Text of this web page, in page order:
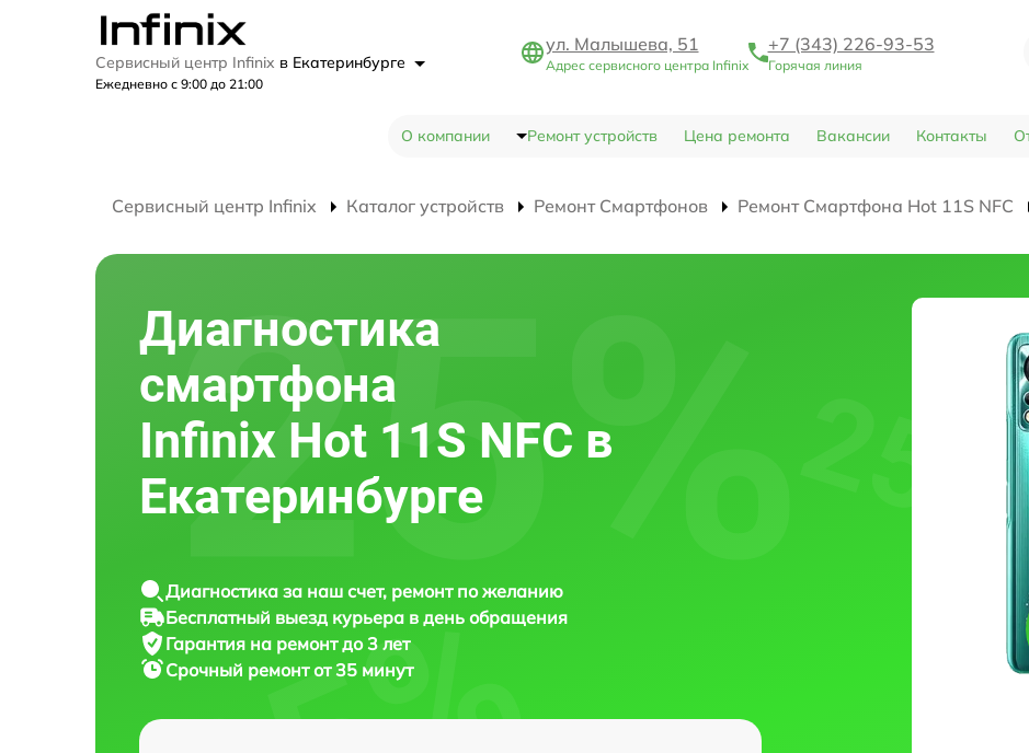
Сервисный центр Infinix в Екатеринбурге
Ежедневно с 9:00 до 21:00
ул. Малышева, 51
Адрес сервисного центра Infinix
+7 (343) 226-93-53
Горячая линия
О компании Ремонт устройств Цена ремонта Вакансии Контакты
Сервисный центр Infinix Каталог устройств Ремонт Смартфонов Ремонт Смартфона Hot 11S NFC
Диагностика
смартфона
Infinix Hot 11S NFC в
Екатеринбурге
Диагностика за наш счет, ремонт по желанию
Бесплатный выезд курьера в день обращения
Гарантия на ремонт до 3 лет
Срочный ремонт от 35 минут